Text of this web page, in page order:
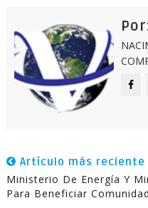
Artículo más reciente
Ministerio De Energía Y
Para Beneficiar